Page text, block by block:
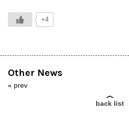
+4
Other News
« prev
back list